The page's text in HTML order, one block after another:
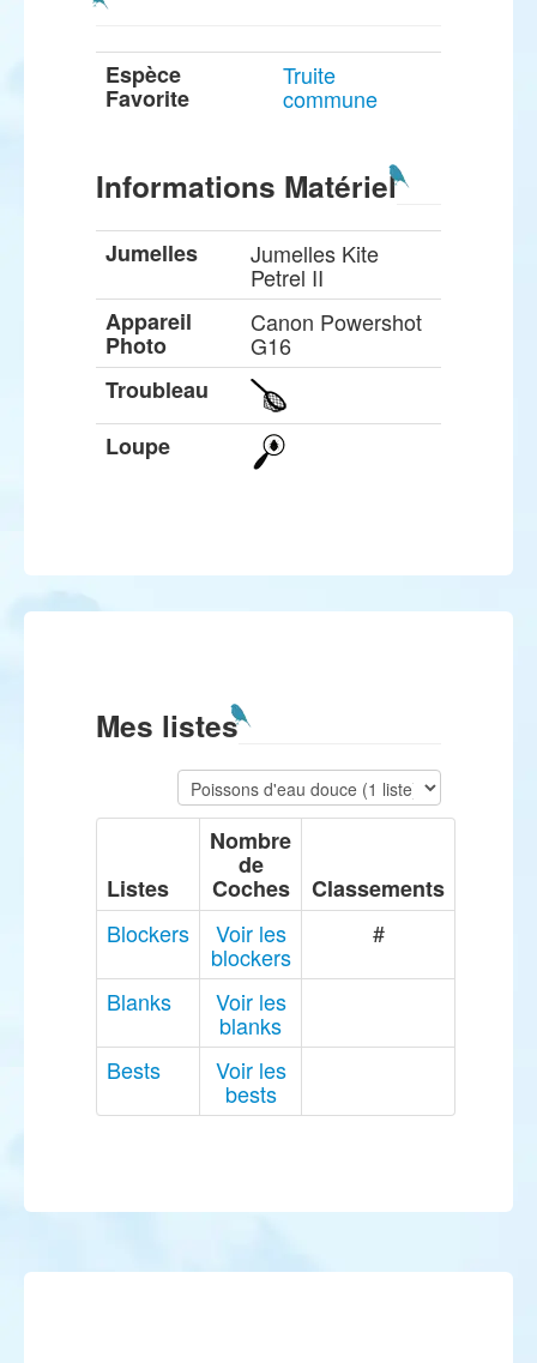
Espèce
Favorite
Truite
commune
Informations Matériel
Jumelles Jumelles Kite
Petrel II
Appareil
Photo
Canon Powershot
G16
Troubleau
Loupe
Mes listes
Listes
Nombre
de
Coches
Classements
Blockers
Voir les
blockers
#
Blanks Voir les
blanks
Bests
Voir les
bests